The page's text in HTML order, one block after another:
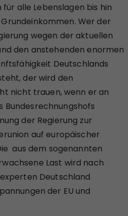
alle Lebenslagen bis hin
Wer der
wegen der aktuellen
den anstehenden enormen
Deutschlands
der wird den
nicht trauen, wenn er an
Bundesrechnungshofs
der Regierung zur
auf europäischer
aus dem sogenannten
Last wird nach
Deutschland
der EU und